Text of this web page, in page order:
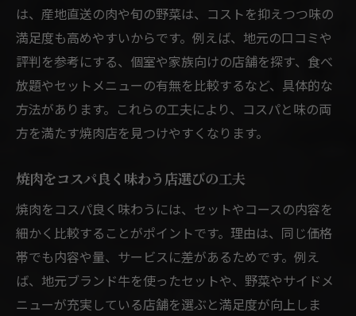
は、産地直送の肉や旬の野菜は、コストを抑えつつ味の
満足度も高めやすいからです。例えば、地元の口コミや
評判を参考にする、個室や家族向けの店舗を探す、食べ
放題やセットメニューの有無を比較するなど、具体的な
方法があります。これらの工夫により、コスパと味の両
方を満たす焼肉店を見つけやすくなります。
焼肉をコスパ良く味わう店選びの工夫
焼肉をコスパ良く味わうには、セットやコースの内容を
細かく比較することがポイントです。理由は、同じ価格
帯でも内容や量、サービスに差があるためです。例え
ば、地元ブランド牛を使ったセットや、野菜やサイドメ
ニューが充実している店舗を選ぶと満足度が向上しま